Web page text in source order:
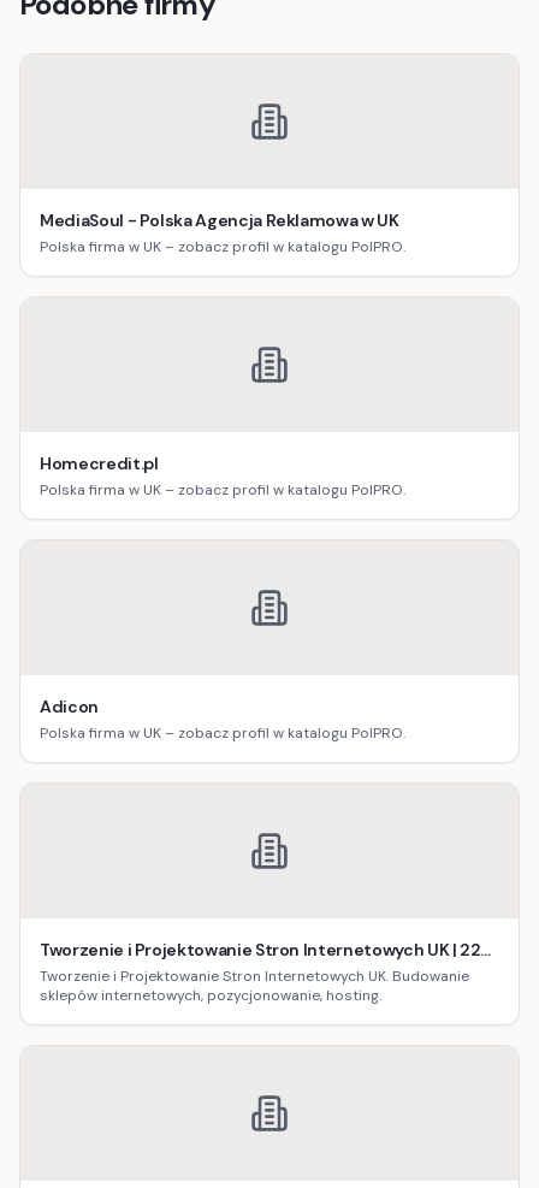
MediaSoul - Polska Agencja Reklamowa w UK
Polska firma w UK – zobacz profil w katalogu PolPRO.
Homecredit.pl
Polska firma w UK – zobacz profil w katalogu PolPRO.
Adicon
Polska firma w UK – zobacz profil w katalogu PolPRO.
Tworzenie i Projektowanie Stron Internetowych UK | 22
Studio
Tworzenie i Projektowanie Stron Internetowych UK. Budowanie
sklepów internetowych, pozycjonowanie, hosting.